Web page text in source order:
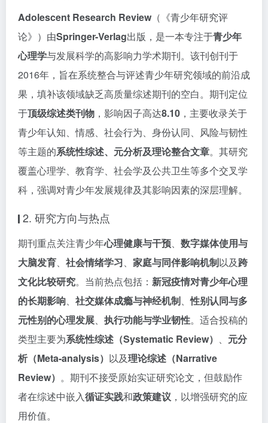
Adolescent Research Review （《青少年研究评
论》）由Springer-Verlag出版，是一本专注于青少年
心理学与发展科学的高影响力学术期刊。该刊创刊于
2016年，旨在系统整合与评述青少年研究领域的前沿成
果，填补该领域缺乏高质量综述期刊的空白。期刊定位
于顶级综述类刊物 ，影响因子高达8.10 ，主要收录关于
青少年认知、情感、社会行为、身份认同、风险与韧性
等主题的系统性综述、元分析及理论整合文章。其研究
覆盖心理学、教育学、社会学及公共卫生等多个交叉学
科，强调对青少年发展规律及其影响因素的深层理解。
2. 研究方向与热点
期刊重点关注青少年心理健康与干预、 数字媒体使用与
大脑发育、 社会情绪学习、 家庭与同伴影响机制以及跨
文化比较研究。当前热点包括： 新冠疫情对青少年心理
的长期影响、 社交媒体成瘾与神经机制、性别认同与多
元性别的心理发展、 执行功能与学业韧性。适合投稿的
类型主要为系统性综述（Systematic Review） 、 元分
析（Meta-analysis） 以及理论综述（Narrative
Review） 。期刊不接受原始实证研究论文，但鼓励作
者在综述中嵌入循证实践和政策建议 ，以增强研究的应
用价值。